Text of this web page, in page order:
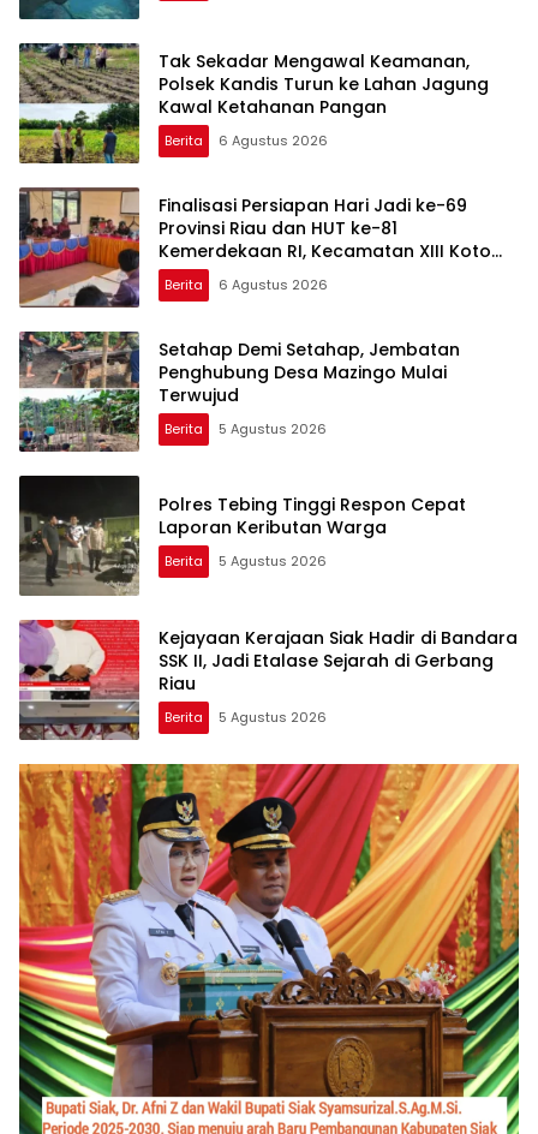
Tak Sekadar Mengawal Keamanan,
Polsek Kandis Turun ke Lahan Jagung
Kawal Ketahanan Pangan
Berita 6 Agustus 2026
Finalisasi Persiapan Hari Jadi ke-69
Provinsi Riau dan HUT ke-81
Kemerdekaan RI, Kecamatan XIII Koto
Kampar Matangkan Seluruh Agenda
Berita 6 Agustus 2026
Setahap Demi Setahap, Jembatan
Penghubung Desa Mazingo Mulai
Terwujud
Berita 5 Agustus 2026
Polres Tebing Tinggi Respon Cepat
Laporan Keributan Warga
Berita 5 Agustus 2026
Kejayaan Kerajaan Siak Hadir di Bandara
SSK II, Jadi Etalase Sejarah di Gerbang
Riau
Berita 5 Agustus 2026